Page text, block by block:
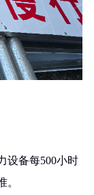
设备每500小时
。